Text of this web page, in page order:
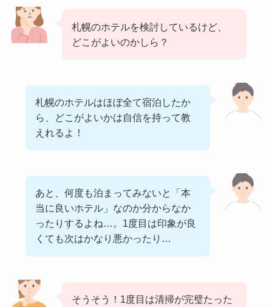
札幌のホテルを検討しているけど、
どこがよいのかしら？
札幌のホテルはほぼ全て宿泊したか
ら、どこがよいかは自信を持って教
えれるよ！
あと、何度も泊まってみないと「本
当に良いホテル」なのか分からなか
ったりするよね…。1度目は印象が良
くても次はかなり悪かったり…
そうそう！1度目は清掃が完璧たった